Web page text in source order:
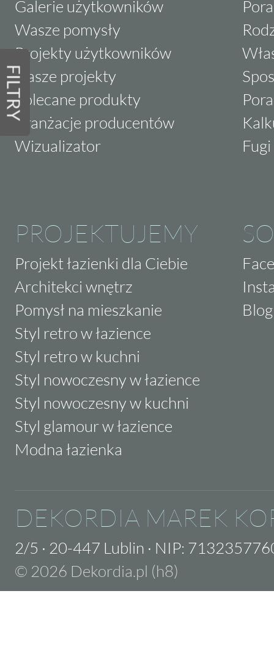
FILTRY
Galerie użytkowników
Wasze pomysły
Projekty użytkowników
Nasze projekty
Polecane produkty
Aranżacje producentów
Wizualizator
PROJEKTUJEMY
Projekt łazienki dla Ciebie
Architekci wnętrz
Pomysł na mieszkanie
Styl retro w łazience
Styl retro w kuchni
Styl nowoczesny w łazience
Styl nowoczesny w kuchni
Styl glamour w łazience
Modna łazienka
Blog
DEKORDIA MAREK
2/5 · 20-447 Lublin · NIP:
© 2026 Dekordia.pl (h8)